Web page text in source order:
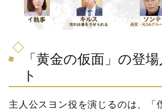
「黄金の仮面」の登
ト
主人公スヨン役を演じるのは、「